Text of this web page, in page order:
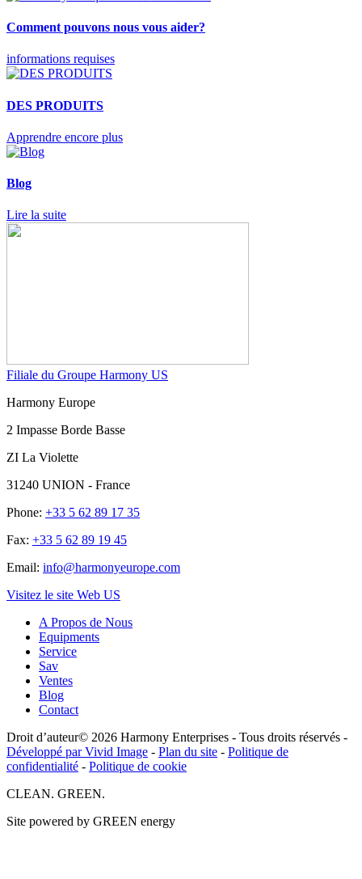
Comment pouvons nous vous aider?
informations requises
DES PRODUITS
Apprendre encore plus
Blog
Lire la suite
Filiale du Groupe Harmony US
Harmony Europe
2 Impasse Borde Basse
ZI La Violette
31240 UNION - France
Phone: +33 5 62 89 17 35
Fax: +33 5 62 89 19 45
Email: info@harmonyeurope.com
Visitez le site Web US
A Propos de Nous
Equipments
Service
Sav
Ventes
Blog
Contact
Droit d’auteur© 2026 Harmony Enterprises - Tous droits réservés -
Développé par Vivid Image - Plan du site - Politique de
confidentialité - Politique de cookie
CLEAN. GREEN.
Site powered by GREEN energy